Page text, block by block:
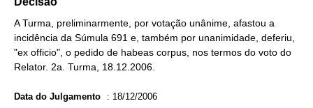
A Turma, preliminarmente, por votação unânime, afastou a
incidência da Súmula 691 e, também por unanimidade, deferiu,
"ex officio", o pedido de habeas corpus, nos termos do voto do
Relator. 2a. Turma, 18.12.2006.
Data do Julgamento : 18/12/2006